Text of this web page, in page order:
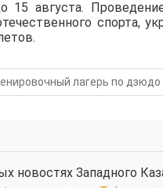
августа.
спорта,
лагерь по дзюдо
новостях Западного